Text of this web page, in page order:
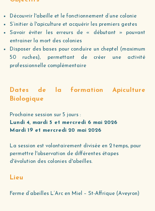
Découvrir l'abeille et le fonctionnement d’une colonie
S’initier à l'apiculture et acquérir les premiers gestes
Savoir éviter les erreurs de « débutant » pouvant
entrainer la mort des colonies
Disposer des bases pour conduire un cheptel (maximum
50 ruches), permettant de créer une activité
professionnelle complémentaire
Dates de la formation Apiculture
Biologique
Prochaine session sur 5 jours :
Lundi 4, mardi 5 et mercredi 6 mai 2026
Mardi 19 et mercredi 20 mai 2026
La session est volontairement divisée en 2 temps, pour
permettre l'observation de différentes étapes
d'évolution des colonies d'abeilles.
Lieu
Ferme d’abeilles L’Arc en Miel – St-Affrique (Aveyron)